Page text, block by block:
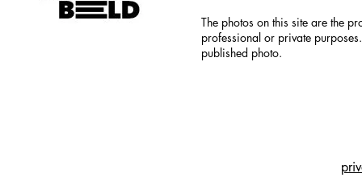
The photos on this site are the
professional or private
published photo.